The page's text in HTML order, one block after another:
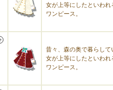
女が上等にしたといわれ
ワンピース。
昔々、森の奥で暮らして
女が上等にしたといわれ
ワンピース。